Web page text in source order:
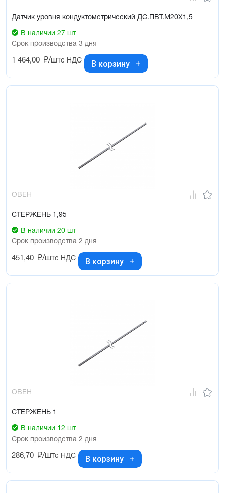
Датчик уровня кондуктометрический ДС.ПВТ.М20Х1,5
В наличии 27 шт
Срок производства 3 дня
1 464,00 ₽/штс НДС В корзину
ОВЕН
СТЕРЖЕНЬ 1,95
В наличии 20 шт
Срок производства 2 дня
451,40 ₽/штс НДС В корзину
ОВЕН
СТЕРЖЕНЬ 1
В наличии 12 шт
Срок производства 2 дня
286,70 ₽/штс НДС В корзину